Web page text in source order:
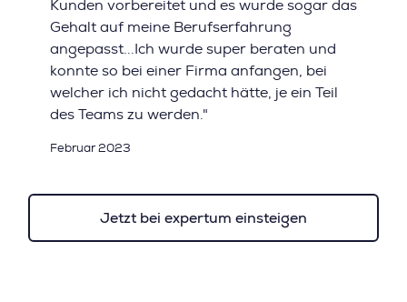
Kunden vorbereitet und es wurde sogar das
Gehalt auf meine Berufserfahrung
angepasst...Ich wurde super beraten und
konnte so bei einer Firma anfangen, bei
welcher ich nicht gedacht hätte, je ein Teil
des Teams zu werden."
Februar 2023
Jetzt bei expertum einsteigen